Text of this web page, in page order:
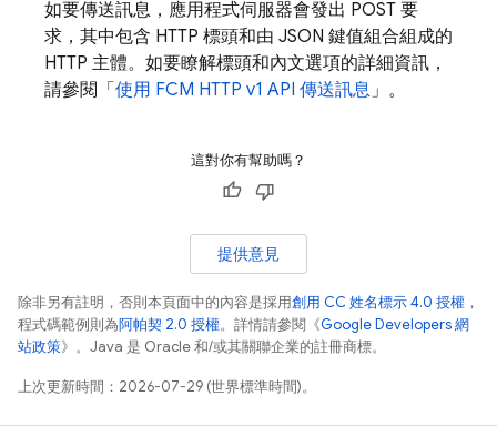
如要傳送訊息，應用程式伺服器會發出 POST 要
求，其中包含 HTTP 標頭和由 JSON 鍵值組合組成的
HTTP 主體。如要瞭解標頭和內文選項的詳細資訊，
請參閱「 使用 FCM HTTP v1 API 傳送訊息」。
這對你有幫助嗎？
提供意見
除非另有註明，否則本頁面中的內容是採用創用 CC 姓名標示 4.0 授權 ，
程式碼範例則為阿帕契 2.0 授權。詳情請參閱《Google Developers 網
站政策》。Java 是 Oracle 和/或其關聯企業的註冊商標。
上次更新時間：2026-07-29 (世界標準時間)。